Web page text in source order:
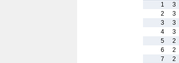
1
3
2
3
3
3
4
3
5
2
6
2
7
2